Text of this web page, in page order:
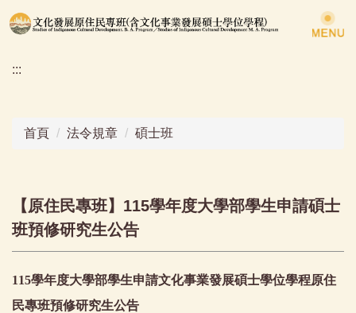
跳
到
要
:::
首頁 法令規章 碩士班
【原住民專班】115學年度大學部學生申請碩士
班預修研究生公告
115學年度大學部學生申請文化事業發展碩士學位學程原住
民專班預修研究生公告